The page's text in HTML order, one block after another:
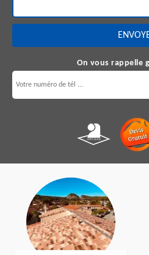
On vous rappelle